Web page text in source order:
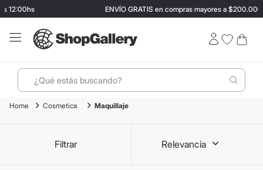
ENVÍO GRATIS en compras mayores a $200.000
¿Qué estás buscando?
Cosmetica Maquillaje
Filtrar Relevancia
Términos más buscados
lentes sol